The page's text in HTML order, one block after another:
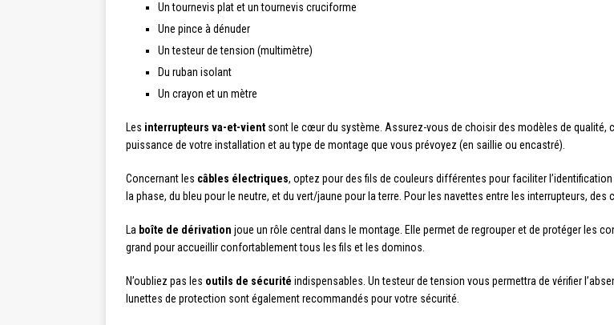
Un tournevis plat et un tournevis cruciforme
Une pince à dénuder
Un testeur de tension (multimètre)
Du ruban isolant
Un crayon et un mètre
Les interrupteurs va-et-vient sont le cœur du système. Assurez-vous de choisir des modèles de qualité,
puissance de votre installation et au type de montage que vous prévoyez (en saillie ou encastré).
Concernant les câbles électriques, optez pour des fils de couleurs différentes pour faciliter
la phase, du bleu pour le neutre, et du vert/jaune pour la terre. Pour les navettes entre les interrupteurs,
La boîte de dérivation joue un rôle central dans le montage. Elle permet de regrouper et de protéger les
grand pour accueillir confortablement tous les fils et les dominos.
N’oubliez pas les outils de sécurité indispensables. Un testeur de tension vous permettra de vérifier
lunettes de protection sont également recommandés pour votre sécurité.